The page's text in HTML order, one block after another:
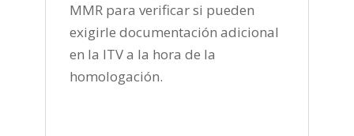
MMR para verificar si pueden
exigirle documentación adicional
en la ITV a la hora de la
homologación.